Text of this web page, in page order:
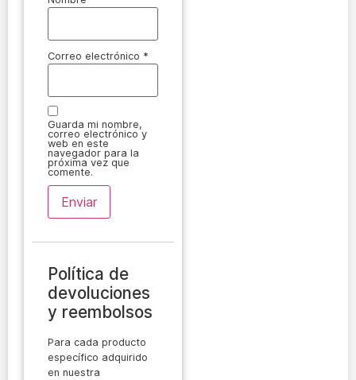
Correo electrónico *
Guarda mi nombre,
correo electrónico y
web en este
navegador para la
próxima vez que
comente.
Política de
devoluciones
y reembolsos
Para cada producto
específico adquirido
en nuestra